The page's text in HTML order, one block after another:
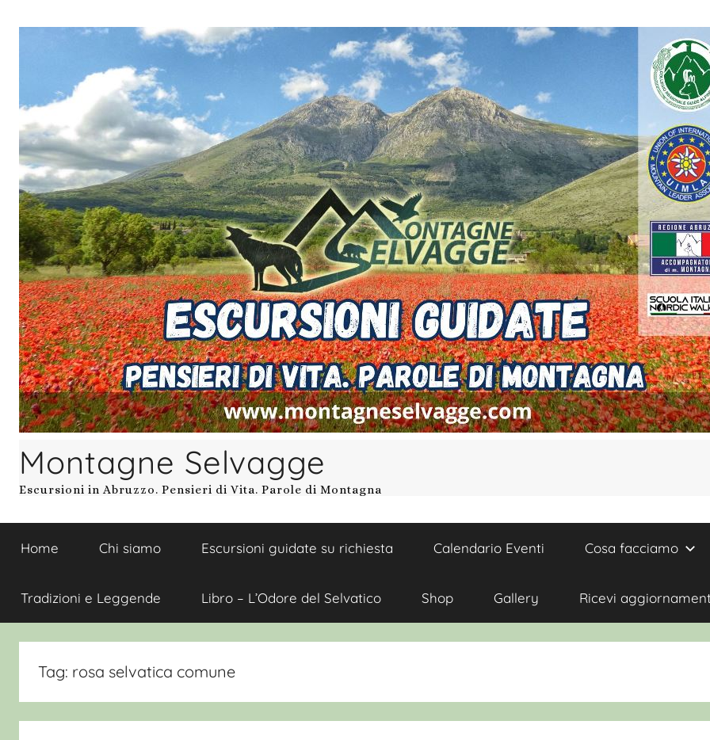
Montagne Selvagge
Escursioni in Abruzzo. Pensieri di Vita. Parole di Montagna
Home Chi siamo Escursioni guidate su richiesta Calendario Eventi Cosa facciamo
Tradizioni e Leggende Libro – L’Odore del Selvatico Shop Gallery Ricevi
Tag: rosa selvatica comune